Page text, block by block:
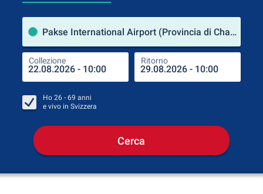
Pakse International Airport (Provincia di Champasak / Laos)
Collezione Ritorno
Ho 26 - 69 anni
e vivo in Svizzera
Cerca